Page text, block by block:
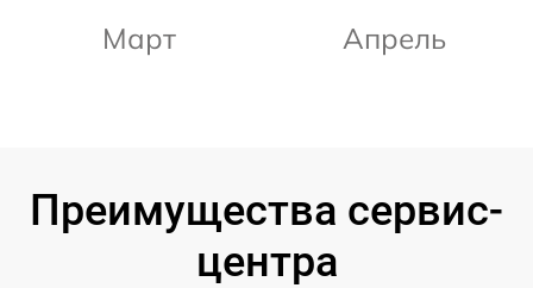
Март Апрель
Преимущества сервис-
центра